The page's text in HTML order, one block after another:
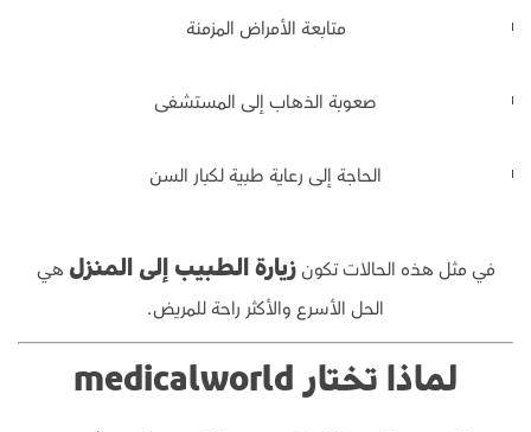
متابعة الأمراض المزمنة
صعوبة الذهاب إلى المستشفى
الحاجة إلى رعاية طبية لكبار السن
في مثل هذه الحالات تكونزيارة الطبيب إلى المنزل هي
الحل الأسرع والأكثر راحة للمريض.
لماذا تختار medicalworld